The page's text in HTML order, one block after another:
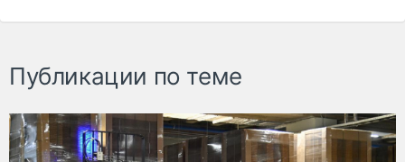
Публикации по теме